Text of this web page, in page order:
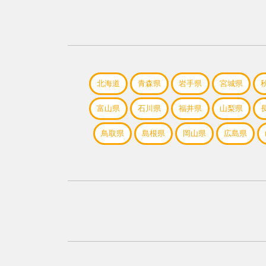
北海道 青森県 岩手県 宮城県
富山県 石川県 福井県 山梨県
鳥取県 島根県 岡山県 広島県